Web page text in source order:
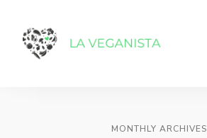
MONTHLY ARCHIVES